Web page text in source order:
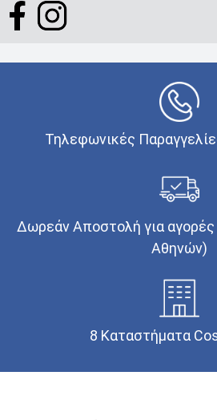
Τηλεφωνικές
Δωρεάν Αποστολή για
Αθηνών)
8 Καταστήματα